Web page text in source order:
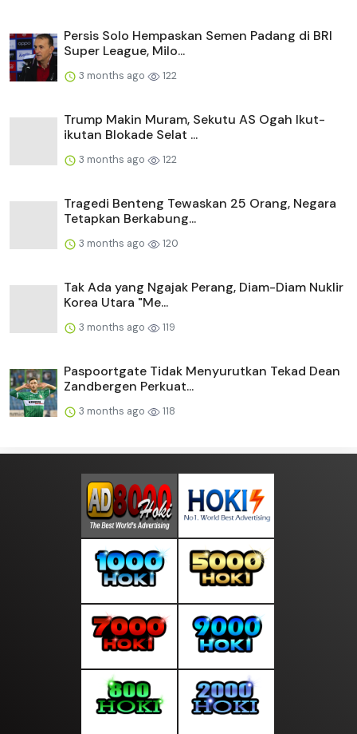
Persis Solo Hempaskan Semen Padang di BRI
Super League, Milo...
3 months ago 122
Trump Makin Muram, Sekutu AS Ogah Ikut-
ikutan Blokade Selat ...
3 months ago 122
Tragedi Benteng Tewaskan 25 Orang, Negara
Tetapkan Berkabung...
3 months ago 120
Tak Ada yang Ngajak Perang, Diam-Diam Nuklir
Korea Utara "Me...
3 months ago 119
Paspoortgate Tidak Menyurutkan Tekad Dean
Zandbergen Perkuat...
3 months ago 118